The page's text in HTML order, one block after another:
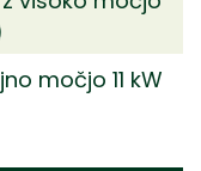
močjo 11 kW